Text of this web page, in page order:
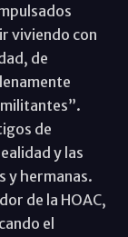
viviendo con
de
militantes”.
de
y las
y hermanas.
de la HOAC,
el